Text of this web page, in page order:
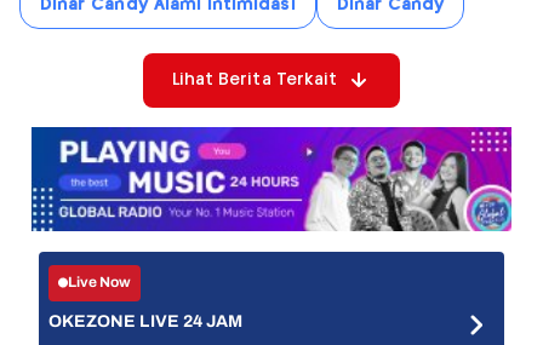
Dinar Candy Alami Intimidasi Dinar Candy
Lihat Berita Terkait
Live Now
OKEZONE LIVE 24 JAM